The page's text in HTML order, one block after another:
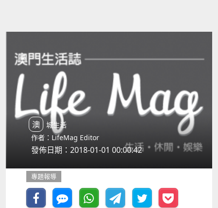
澳城生活
作者：LifeMag Editor
發佈日期：2018-01-01 00:00:42
專題報導